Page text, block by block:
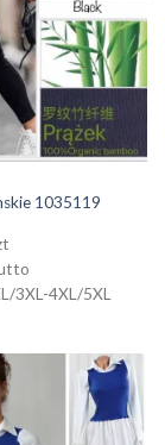
1035119
3XL-4XL/5XL